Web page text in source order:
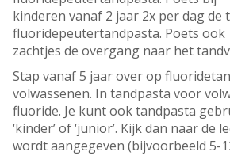
kinderen vanaf 2 jaar 2x per dag de
fluoridepeutertandpasta. Poets ook
zachtjes de overgang naar het
Stap vanaf 5 jaar over op
volwassenen. In tandpasta voor
fluoride. Je kunt ook tandpasta
‘kinder’ of ‘junior’. Kijk dan naar de
wordt aangegeven (bijvoorbeeld 5-